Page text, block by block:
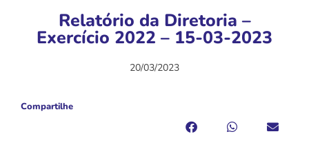
Relatório da Diretoria –
Exercício 2022 – 15-03-2023
20/03/2023
Compartilhe